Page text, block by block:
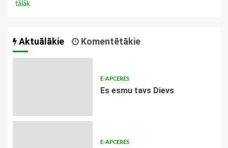
tālāk
Aktuālākie Komentētākie
E-APCERES
Es esmu tavs Dievs
E-APCERES